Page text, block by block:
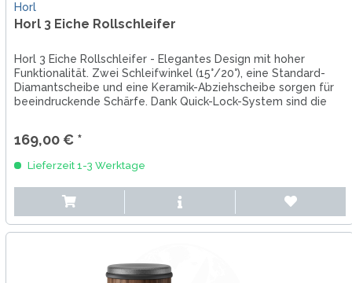
Horl
Horl 3 Eiche Rollschleifer
Horl 3 Eiche Rollschleifer - Elegantes Design mit hoher
Funktionalität. Zwei Schleifwinkel (15°/20°), eine Standard-
Diamantscheibe und eine Keramik-Abziehscheibe sorgen für
beeindruckende Schärfe. Dank Quick-Lock-System sind die
169,00 € *
Lieferzeit 1-3 Werktage